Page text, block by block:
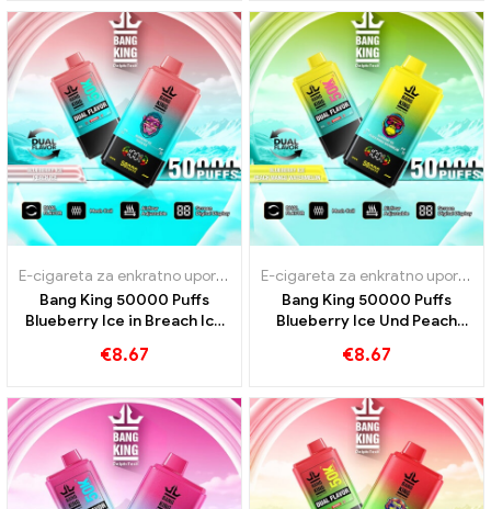
E-cigareta za enkratno uporabo z nikotinom , E-cigarete za
Bang King 50000 Puffs
Blueberry Ice in Breach Ice
€8.67
E-cigareta za enkratno uporabo z nikotinom
Bang King 50000 Puffs
Blueberry Ice Und Peach
€8.67